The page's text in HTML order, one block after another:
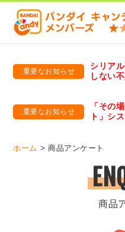
重要なお知らせ
シリア
しない
重要なお知らせ
「その
ト」シ
ホーム 商品アンケート
商品